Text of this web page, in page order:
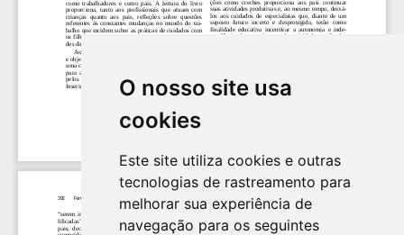
O nosso site usa
cookies
Este site utiliza cookies e outras
tecnologias de rastreamento para
melhorar sua experiência de
navegação para os seguintes